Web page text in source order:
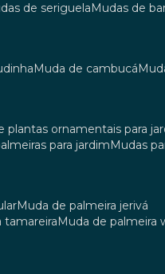
de seriguela
mudas de
muda de cambucá
plantas ornamentais para
para jardim
mudas
muda de palmeira jerivá
tamareira
muda de